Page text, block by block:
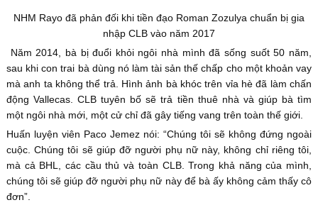
NHM Rayo đã phản đối khi tiền đạo Roman Zozulya chuẩn bị gia
nhập CLB vào năm 2017
Năm 2014, bà bị đuổi khỏi ngôi nhà mình đã sống suốt 50 năm,
sau khi con trai bà dùng nó làm tài sản thế chấp cho một khoản vay
mà anh ta không thể trả. Hình ảnh bà khóc trên vỉa hè đã làm chấn
động Vallecas. CLB tuyên bố sẽ trả tiền thuê nhà và giúp bà tìm
một ngôi nhà mới, một cử chỉ đã gây tiếng vang trên toàn thế giới.
Huấn luyện viên Paco Jemez nói: “Chúng tôi sẽ không đứng ngoài
cuộc. Chúng tôi sẽ giúp đỡ người phụ nữ này, không chỉ riêng tôi,
mà cả BHL, các cầu thủ và toàn CLB. Trong khả năng của mình,
chúng tôi sẽ giúp đỡ người phụ nữ này để bà ấy không cảm thấy cô
đơn”.